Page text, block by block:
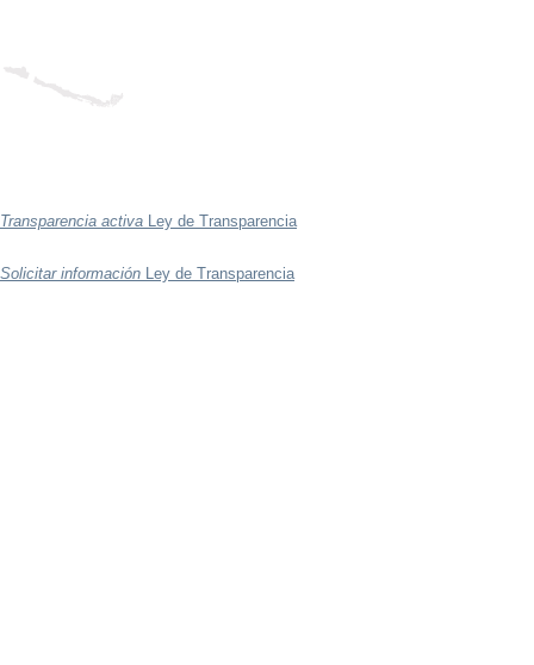
Transparencia activa Ley de Transparencia
Solicitar información Ley de Transparencia